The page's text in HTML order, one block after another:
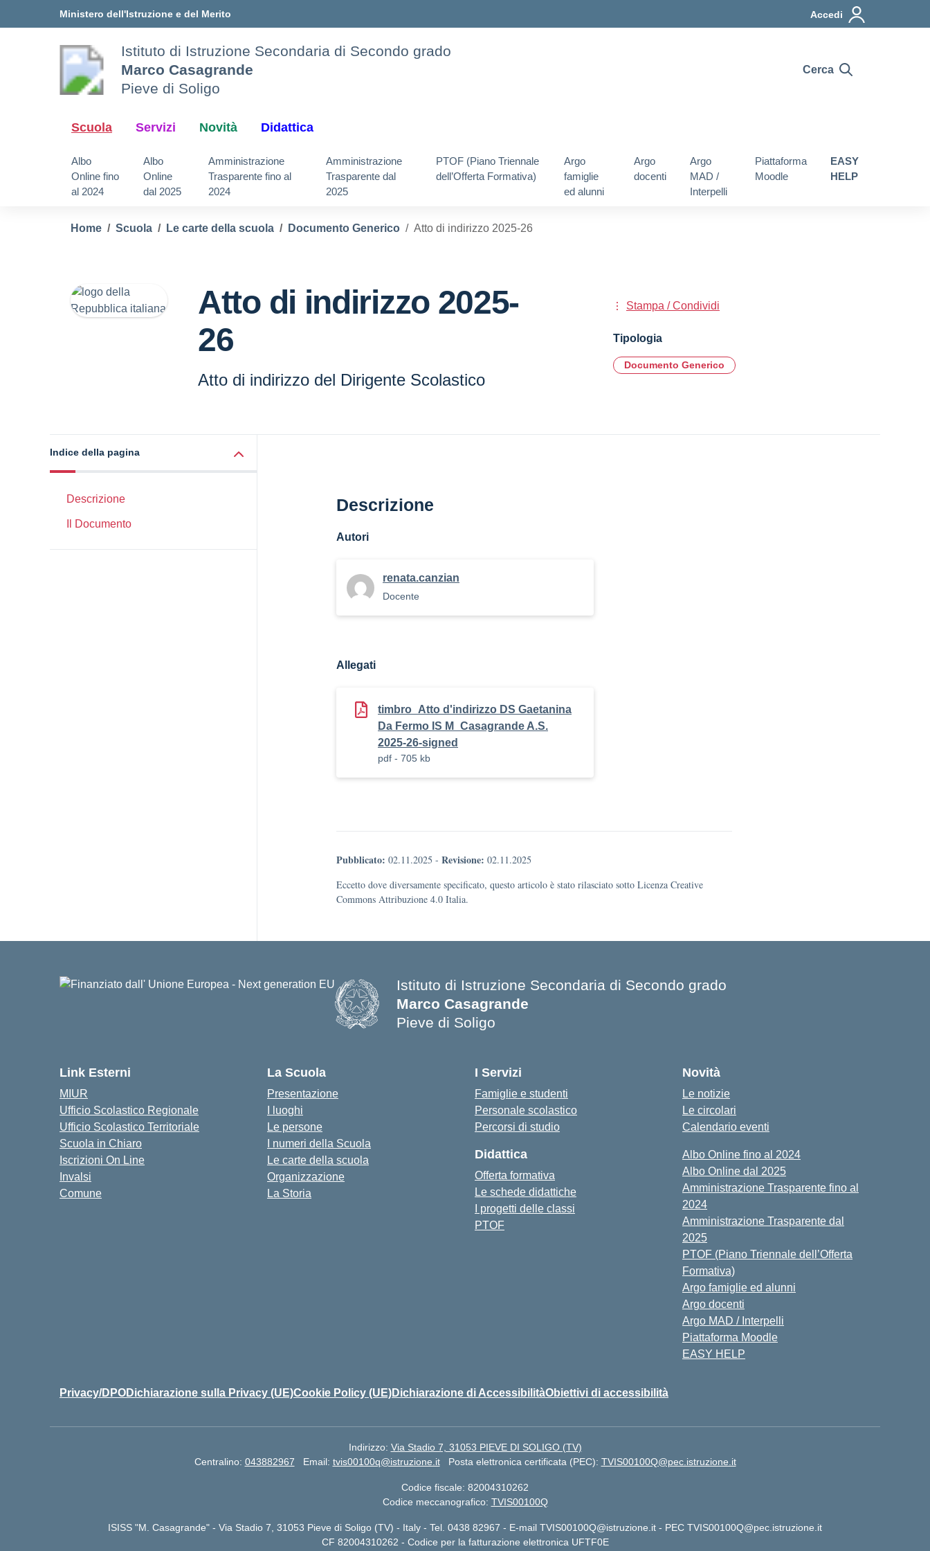
Ministero dell'Istruzione e del Merito Accedi
Istituto di Istruzione Secondaria di Secondo grado
Marco Casagrande
Pieve di Soligo
Cerca
Scuola Servizi Novità Didattica
Albo
Online fino
al 2024
Albo
Online
dal 2025
Amministrazione
Trasparente fino al
2024
Amministrazione
Trasparente dal
2025
PTOF (Piano Triennale
dell’Offerta Formativa)
Argo
famiglie
ed alunni
Argo
docenti
Argo
MAD /
Interpelli
Piattaforma
Moodle
EASY
HELP
Home Scuola Le carte della scuola Documento Generico Atto di indirizzo 2025-26
Atto di indirizzo 2025-
26
Atto di indirizzo del Dirigente Scolastico
Stampa / Condividi
Tipologia
Documento Generico
Indice della pagina
Descrizione
Il Documento
Descrizione
Autori
renata.canzian
Docente
Allegati
timbro_Atto d'indirizzo DS Gaetanina
Da Fermo IS M_Casagrande A.S.
2025-26-signed
pdf - 705 kb
Pubblicato: 02.11.2025 - Revisione: 02.11.2025
Eccetto dove diversamente specificato, questo articolo è stato rilasciato sotto Licenza Creative
Commons Attribuzione 4.0 Italia.
Istituto di Istruzione Secondaria di Secondo grado
Marco Casagrande
Pieve di Soligo
Link Esterni
MIUR
Ufficio Scolastico Regionale
Ufficio Scolastico Territoriale
Scuola in Chiaro
Iscrizioni On Line
Invalsi
Comune
La Scuola
Presentazione
I luoghi
Le persone
I numeri della Scuola
Le carte della scuola
Organizzazione
La Storia
I Servizi
Famiglie e studenti
Personale scolastico
Percorsi di studio
Didattica
Offerta formativa
Le schede didattiche
I progetti delle classi
PTOF
Novità
Le notizie
Le circolari
Calendario eventi
Albo Online fino al 2024
Albo Online dal 2025
Amministrazione Trasparente fino al
2024
Amministrazione Trasparente dal
2025
PTOF (Piano Triennale dell’Offerta
Formativa)
Argo famiglie ed alunni
Argo docenti
Argo MAD / Interpelli
Piattaforma Moodle
EASY HELP
Privacy/DPODichiarazione sulla Privacy (UE)Cookie Policy (UE)Dichiarazione di AccessibilitàObiettivi di accessibilità
Indirizzo: Via Stadio 7, 31053 PIEVE DI SOLIGO (TV)
Centralino: 043882967 Email: tvis00100q@istruzione.it Posta elettronica certificata (PEC): TVIS00100Q@pec.istruzione.it
Codice fiscale: 82004310262
Codice meccanografico: TVIS00100Q
ISISS "M. Casagrande" - Via Stadio 7, 31053 Pieve di Soligo (TV) - Italy - Tel. 0438 82967 - E-mail TVIS00100Q@istruzione.it - PEC TVIS00100Q@pec.istruzione.it
CF 82004310262 - Codice per la fatturazione elettronica UFTF0E